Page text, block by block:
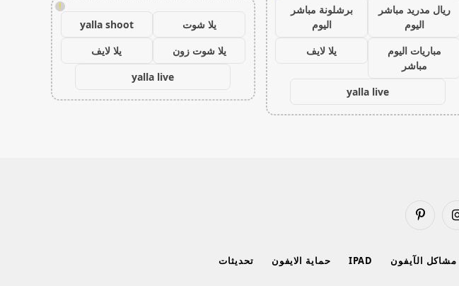
ريال مدريد مباشر
اليوم
برشلونة مباشر
اليوم
مباريات اليوم
مباشر
يلا لايف
yalla live
!
يلا شوت
yalla shoot
يلا شوت زون
يلا لايف
yalla live
الانستغرامبينتيريست
مشاكل الآيفون IPAD حماية الايفون تحديثات